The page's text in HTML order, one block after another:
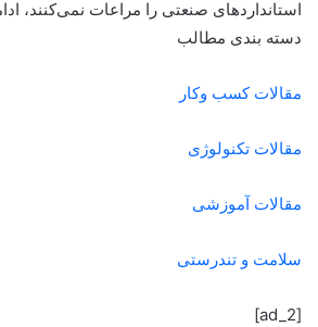
استانداردهای صنعتی را مراعات نمی‌کنند،
دسته بندی مطالب
مقالات کسب وکار
مقالات تکنولوژی
مقالات آموزشی
سلامت و تندرستی
[ad_2]